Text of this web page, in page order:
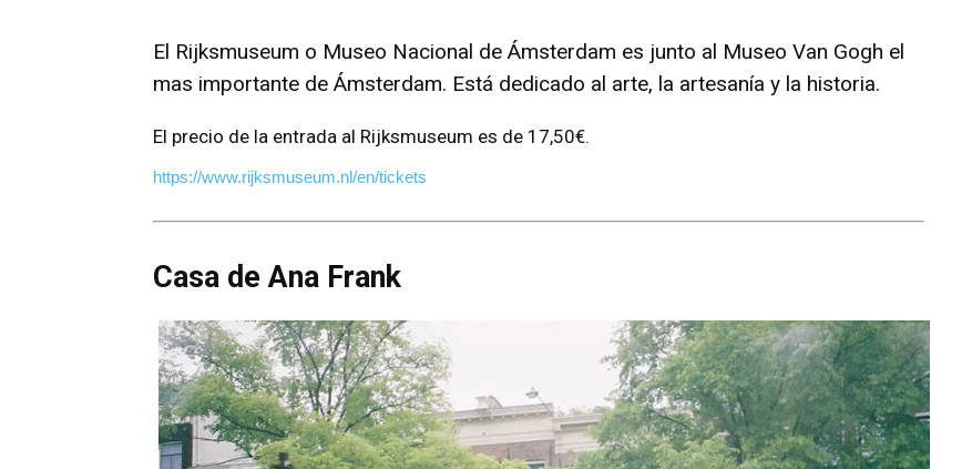
El Rijksmuseum o Museo Nacional de Ámsterdam es junto al Museo Van Gogh el
mas importante de Ámsterdam. Está dedicado al arte, la artesanía y la historia.
El precio de la entrada al Rijksmuseum es de 17,50€.
https://www.rijksmuseum.nl/en/tickets
Casa de Ana Frank